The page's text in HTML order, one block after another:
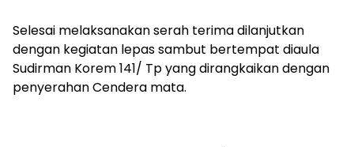
Selesai melaksanakan serah terima dilanjutkan
dengan kegiatan lepas sambut bertempat diaula
Sudirman Korem 141/ Tp yang dirangkaikan dengan
penyerahan Cendera mata.